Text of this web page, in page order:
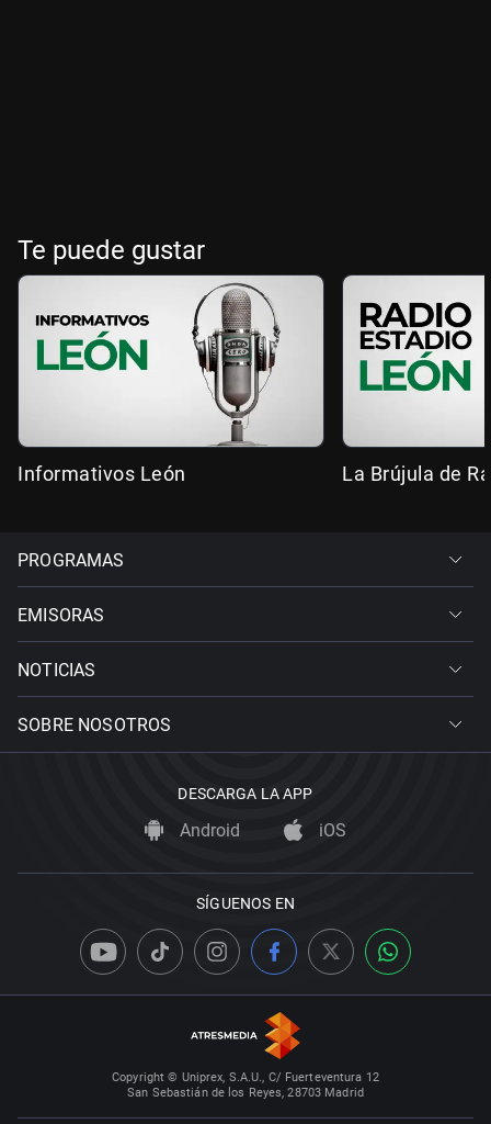
Te puede gustar
Informativos León La Brújula de
PROGRAMAS
EMISORAS
NOTICIAS
SOBRE NOSOTROS
DESCARGA LA APP
Android iOS
SÍGUENOS EN
Copyright © Uniprex, S.A.U., C/ Fuerteventura 12
San Sebastián de los Reyes, 28703 Madrid